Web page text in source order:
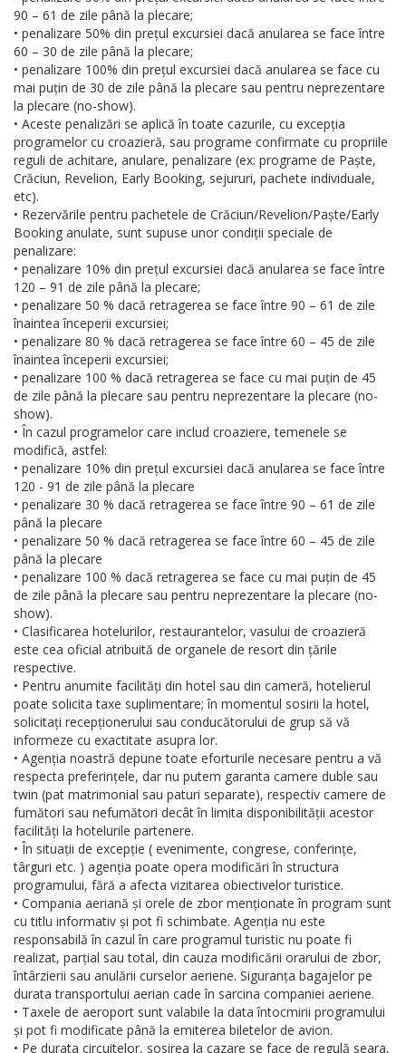
90 – 61 de zile până la plecare;
• penalizare 50% din prețul excursiei dacă anularea se face între
60 – 30 de zile până la plecare;
• penalizare 100% din prețul excursiei dacă anularea se face cu
mai puțin de 30 de zile până la plecare sau pentru neprezentare
la plecare (no-show).
• Aceste penalizări se aplică în toate cazurile, cu excepția
programelor cu croazieră, sau programe confirmate cu propriile
reguli de achitare, anulare, penalizare (ex: programe de Paște,
Crăciun, Revelion, Early Booking, sejururi, pachete individuale,
etc).
• Rezervările pentru pachetele de Crăciun/Revelion/Paște/Early
Booking anulate, sunt supuse unor condiții speciale de
penalizare:
• penalizare 10% din prețul excursiei dacă anularea se face între
120 – 91 de zile până la plecare;
• penalizare 50 % dacă retragerea se face între 90 – 61 de zile
înaintea începerii excursiei;
• penalizare 80 % dacă retragerea se face între 60 – 45 de zile
înaintea începerii excursiei;
• penalizare 100 % dacă retragerea se face cu mai puțin de 45
de zile până la plecare sau pentru neprezentare la plecare (no-
show).
• În cazul programelor care includ croaziere, temenele se
modifică, astfel:
• penalizare 10% din prețul excursiei dacă anularea se face între
120 - 91 de zile până la plecare
• penalizare 30 % dacă retragerea se face între 90 – 61 de zile
până la plecare
• penalizare 50 % dacă retragerea se face între 60 – 45 de zile
până la plecare
• penalizare 100 % dacă retragerea se face cu mai puțin de 45
de zile până la plecare sau pentru neprezentare la plecare (no-
show).
• Clasificarea hotelurilor, restaurantelor, vasului de croazieră
este cea oficial atribuită de organele de resort din țările
respective.
• Pentru anumite facilități din hotel sau din cameră, hotelierul
poate solicita taxe suplimentare; în momentul sosirii la hotel,
solicitați recepționerului sau conducătorului de grup să vă
informeze cu exactitate asupra lor.
• Agenția noastră depune toate eforturile necesare pentru a vă
respecta preferințele, dar nu putem garanta camere duble sau
twin (pat matrimonial sau paturi separate), respectiv camere de
fumători sau nefumători decât în limita disponibilității acestor
facilități la hotelurile partenere.
• În situații de excepție ( evenimente, congrese, conferințe,
târguri etc. ) agenția poate opera modificări în structura
programului, fără a afecta vizitarea obiectivelor turistice.
• Compania aeriană și orele de zbor menționate în program sunt
cu titlu informativ și pot fi schimbate. Agenția nu este
responsabilă în cazul în care programul turistic nu poate fi
realizat, parțial sau total, din cauza modificării orarului de zbor,
întârzierii sau anulării curselor aeriene. Siguranța bagajelor pe
durata transportului aerian cade în sarcina companiei aeriene.
• Taxele de aeroport sunt valabile la data întocmirii programului
și pot fi modificate până la emiterea biletelor de avion.
• Pe durata circuitelor, sosirea la cazare se face de regulă seara,